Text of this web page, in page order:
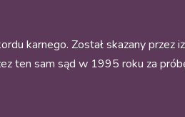
karnego. Został skazany
ten sam sąd w 1995 roku za